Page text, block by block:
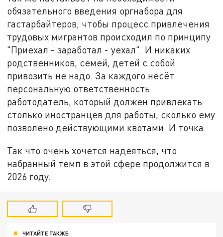
обязательного введения оргнабора для
гастарбайтеров, чтобы процесс привлечения
трудовых мигрантов происходил по принципу
"Приехал - заработал - уехал". И никаких
родственников, семей, детей с собой
привозить не надо. За каждого несёт
персональную ответственность
работодатель, который должен привлекать
столько иностранцев для работы, сколько ему
позволено действующими квотами. И точка.
Так что очень хочется надеяться, что
набранный темп в этой сфере продолжится в
2026 году.
ЧИТАЙТЕ ТАКЖЕ: